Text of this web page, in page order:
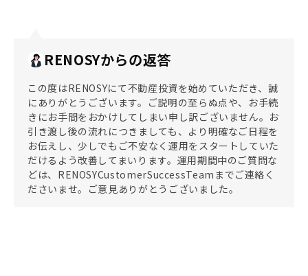
RENOSYからの返答
この度はRENOSYにて不動産投資を始めていただき、誠
にありがとうございます。ご説明の至らぬ点や、お手続
きにお手間をおかけしてしまい申し訳ございません。お
引き渡し後の流れにつきましても、より明確なご日程を
お伝えし、少しでもご不安なく運用をスタートしていた
だけるよう改善してまいります。運用期間中のご質問な
どは、RENOSYCustomerSuccessTeamまでご連絡く
ださいませ。ご意見ありがとうございました。